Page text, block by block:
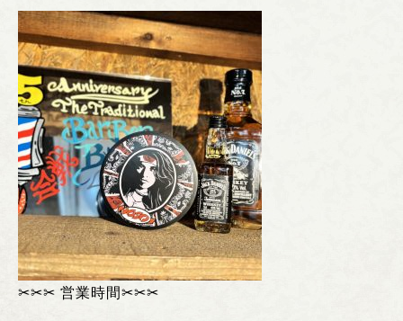
✂︎✂︎✂︎ 営業時間✂︎✂︎✂︎